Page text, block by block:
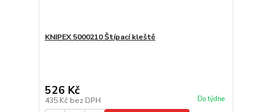
KNIPEX 5000210 Štípací kleště
526 Kč
435 Kč bez DPH Do týdne